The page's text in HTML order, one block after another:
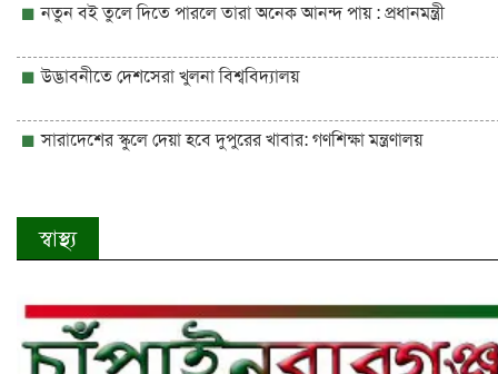
নতুন বই তুলে দিতে পারলে তারা অনেক আনন্দ পায় : প্রধানমন্ত্রী
উদ্ভাবনীতে দেশসেরা খুলনা বিশ্ববিদ্যালয়
সারাদেশের স্কুলে দেয়া হবে দুপুরের খাবার: গণশিক্ষা মন্ত্রণালয়
স্বাস্থ্য